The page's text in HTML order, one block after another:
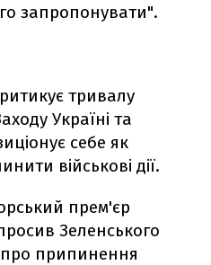
запропонувати".
тривалу
Україні та
себе як
військові дії.
прем'єр
Зеленського
припинення